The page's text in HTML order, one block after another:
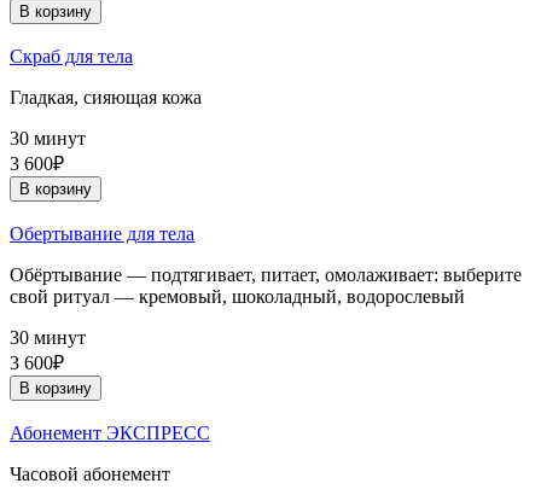
В корзину
Скраб для тела
Гладкая, сияющая кожа
30 минут
3 600₽
В корзину
Обертывание для тела
Обёртывание — подтягивает, питает, омолаживает: выберите
свой ритуал — кремовый, шоколадный, водорослевый
30 минут
3 600₽
В корзину
Абонемент ЭКСПРЕСС
Часовой абонемент